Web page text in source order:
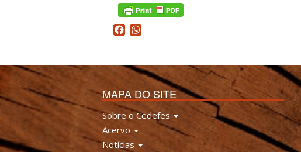
Facebook
MAPA DO SITE
Sobre o Cedefes
Acervo
Notícias